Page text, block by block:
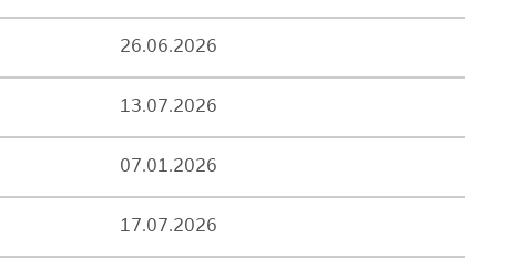
26.06.2026
13.07.2026
07.01.2026
17.07.2026